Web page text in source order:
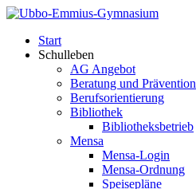
Start
Schulleben
AG Angebot
Beratung und Prävention
Berufsorientierung
Bibliothek
Bibliotheksbetrieb
Mensa
Mensa-Login
Mensa-Ordnung
Speisepläne